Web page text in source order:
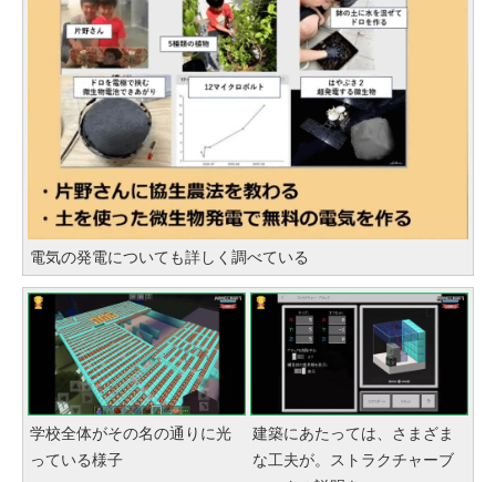
電気の発電についても詳しく調べている
学校全体がその名の通りに光
っている様子
建築にあたっては、さまざま
な工夫が。ストラクチャーブ